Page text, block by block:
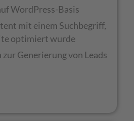
WordPress-Basis
mit einem Suchbegriff,
optimiert wurde
Generierung von Leads